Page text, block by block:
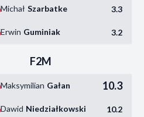
Michał Szarbatke 3.3
Erwin Guminiak 3.2
F2M
Maksymilian Gałan 10.3
Dawid Niedziałkowski 10.2